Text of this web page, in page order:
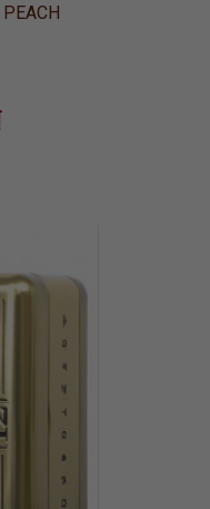
WISHLIST